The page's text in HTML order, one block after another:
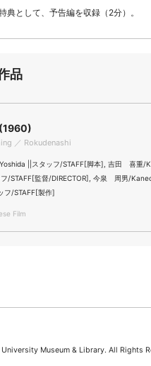
典として、予告編を収録（2分）。
品
／ Rokudenashi
||スタッフ/STAFF[脚本], 吉田 喜重/
/STAFF[監督/DIRECTOR], 今泉 周男/
フ/STAFF[製作]
Film
Museum & Library. All Rights